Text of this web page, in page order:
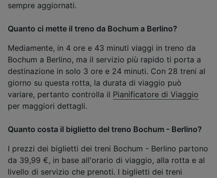
sempre aggiornati.
Quanto ci mette il treno da Bochum a Berlino?
Mediamente, in 4 ore e 43 minuti viaggi in treno da
Bochum a Berlino, ma il servizio più rapido ti porta a
destinazione in solo 3 ore e 24 minuti. Con 28 treni al
giorno su questa rotta, la durata di viaggio può
variare, pertanto controlla il Pianificatore di Viaggio
per maggiori dettagli.
Quanto costa il biglietto del treno Bochum - Berlino?
I prezzi dei biglietti dei treni Bochum - Berlino partono
da 39,99 €, in base all'orario di viaggio, alla rotta e al
livello di servizio che prenoti. I biglietti dei treni